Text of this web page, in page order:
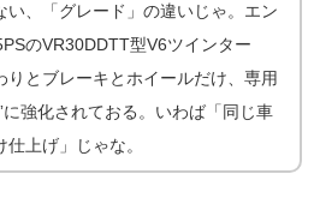
い、「グレード」の違いじゃ。エン
のVR30DDTT型V6ツインター
りとブレーキとホイールだけ、専用
に強化されておる。いわば「同じ車
上げ」じゃな。